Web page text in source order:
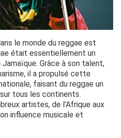
le monde du reggae est
était essentiellement un
Grâce à son talent,
il a propulsé cette
faisant du reggae un
tous les continents.
artistes, de l’Afrique aux
influence musicale et